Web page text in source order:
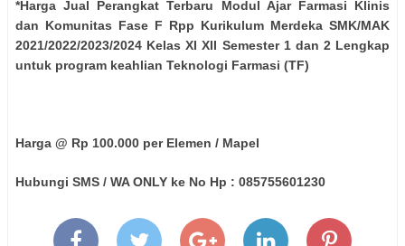
*Harga Jual Perangkat Terbaru Modul Ajar Farmasi Klinis
dan Komunitas Fase F Rpp Kurikulum Merdeka SMK/MAK
2021/2022/2023/2024 Kelas XI XII Semester 1 dan 2 Lengkap
untuk program keahlian Teknologi Farmasi (TF)
Harga @ Rp 100.000 per Elemen / Mapel
Hubungi SMS / WA ONLY ke No Hp : 085755601230